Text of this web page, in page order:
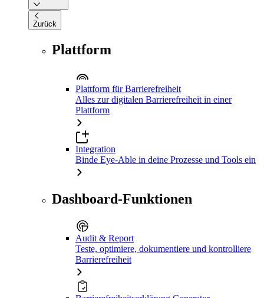
Zurück
Plattform
Plattform für Barrierefreiheit
Alles zur digitalen Barrierefreiheit in einer
Plattform
Integration
Binde Eye-Able in deine Prozesse und Tools ein
Dashboard-Funktionen
Audit & Report
Teste, optimiere, dokumentiere und kontrolliere
Barrierefreiheit